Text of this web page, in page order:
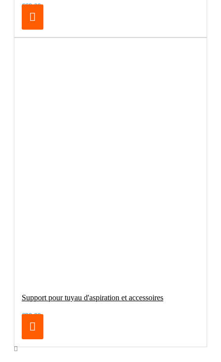
€69.00
Support pour tuyau d'aspiration et accessoires
€99.00